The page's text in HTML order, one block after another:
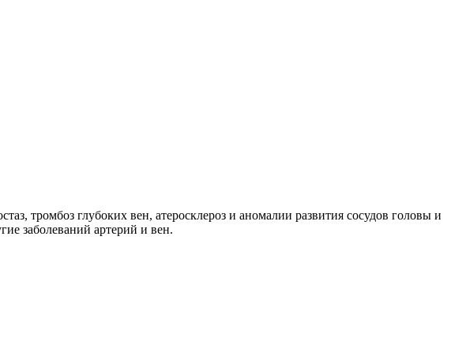
тромбоз глубоких вен, атеросклероз и аномалии развития сосудов головы и
заболеваний артерий и вен.